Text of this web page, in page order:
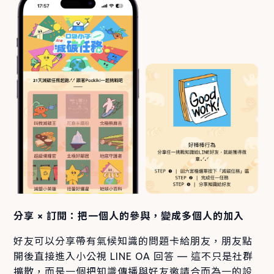
分享 × 訂閱：把一個人的參與，變成多個人的加入
好友可以分享帶有氣候知識的問題卡給朋友，朋友點
開後直接進入小公視 LINE OA 回答 — 這不只是社群
擴散，而是一個把知識傳播與好友邀請合而為一的設